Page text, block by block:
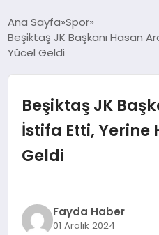
GÜNDEM
TEKNOLOJI
SIYASET
Ana Sayfa Spor
Beşiktaş JK Başkanı Hasan
Yücel Geldi
Beşiktaş JK
İstifa Etti, Yerine
Geldi
Fayda Haber
01 Aralık 2024